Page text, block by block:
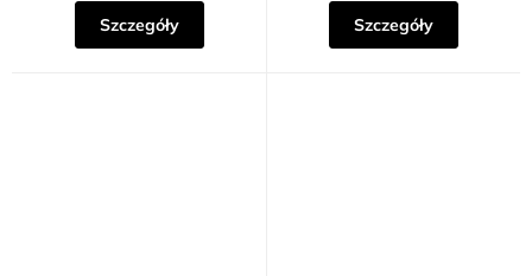
Szczegóły Szczegóły